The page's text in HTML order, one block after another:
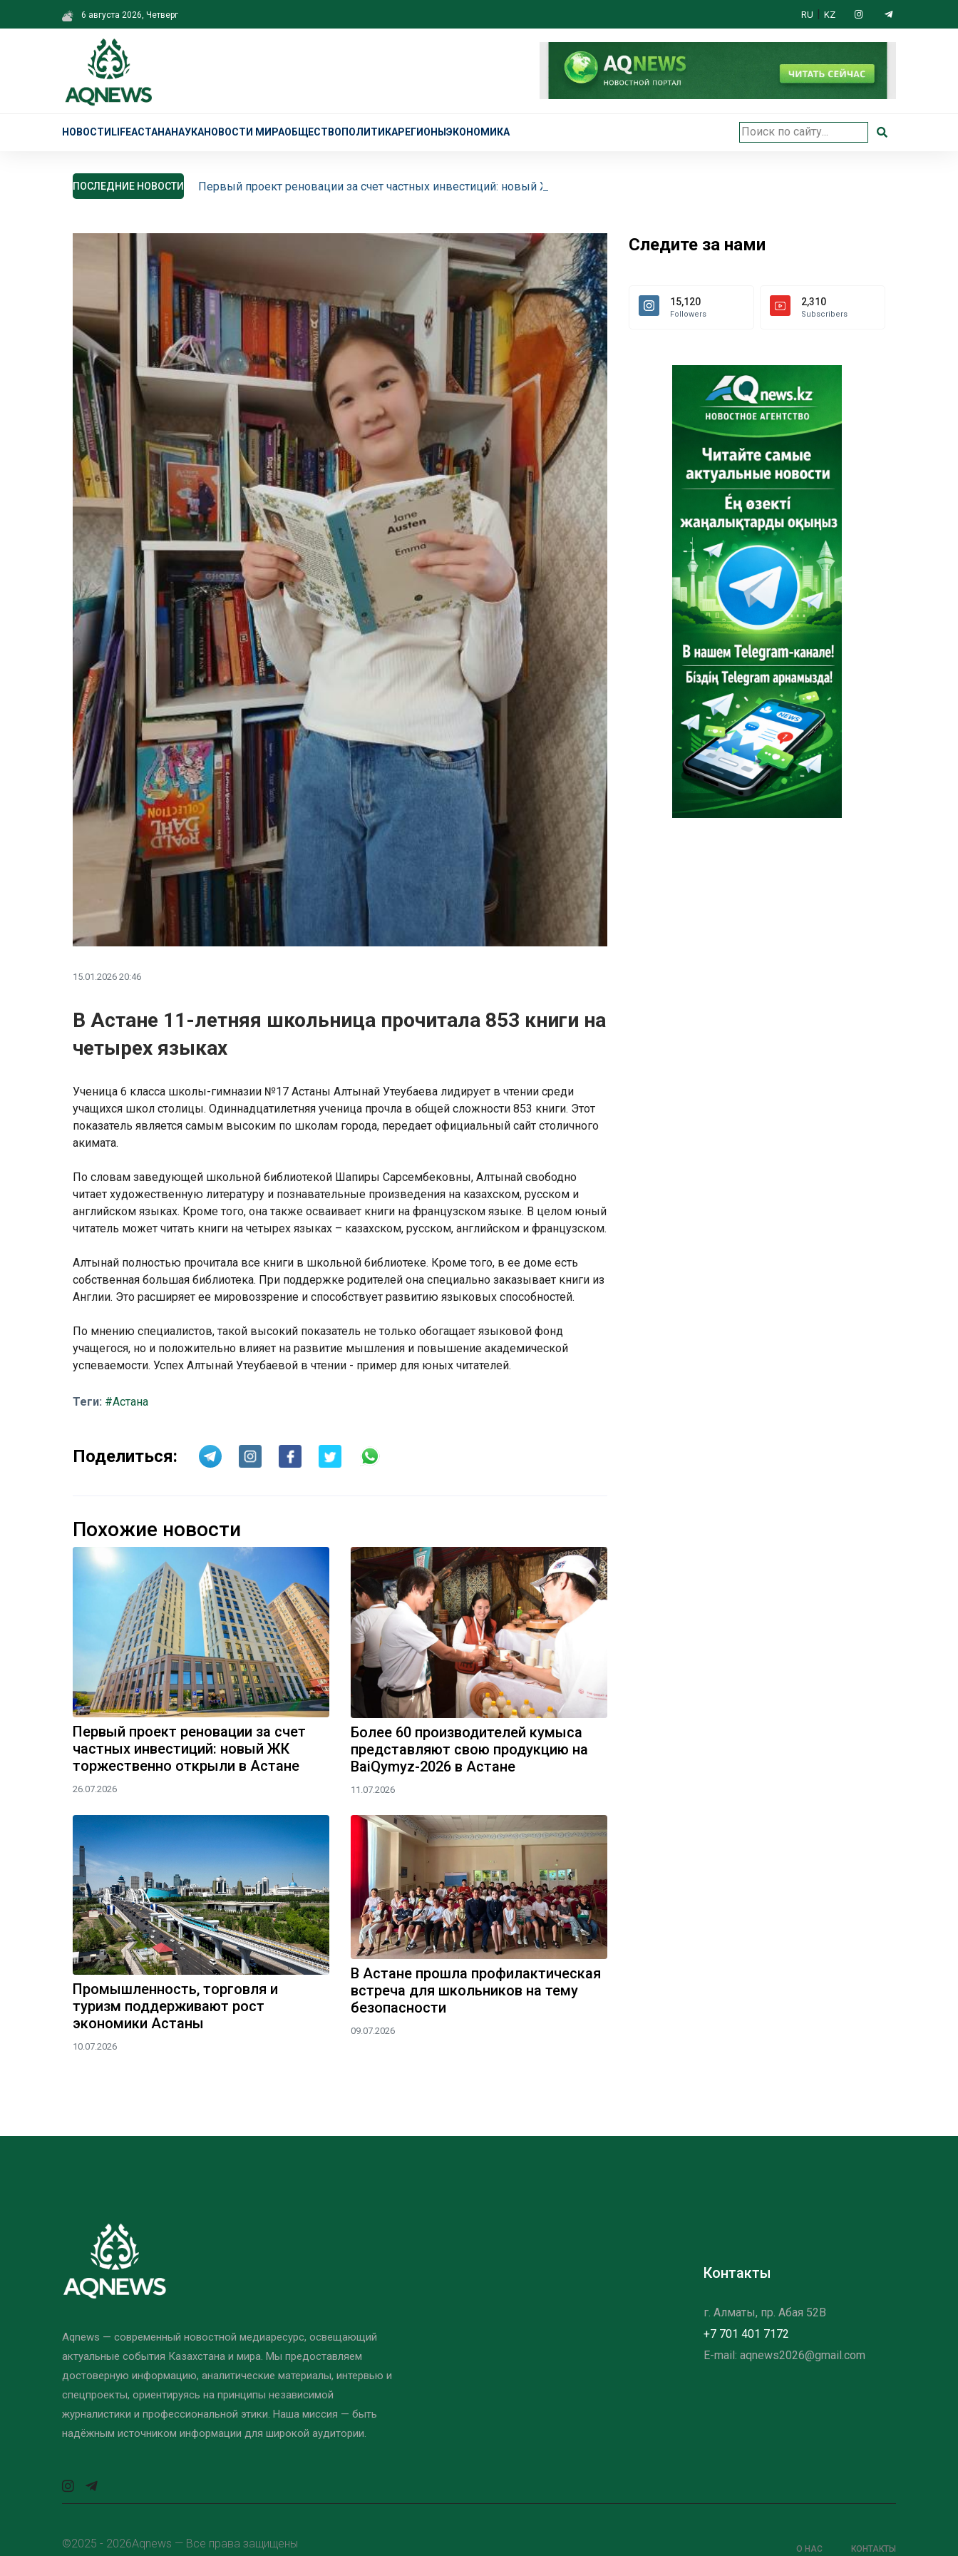
6 августа 2026, Четверг RU | KZ
НОВОСТИ LIFEАСТАНАНАУКАНОВОСТИ МИРАОБЩЕСТВО ПОЛИТИКАРЕГИОНЫ ЭКОНОМИКА
ПОСЛЕДНИЕ НОВОСТИ Первый проект реновации за счет частных инвестиций: новый ЖК торжественно открыли в Астане
15.01.2026 20:46
В Астане 11-летняя школьница прочитала 853 книги на
четырех языках
Ученица 6 класса школы-гимназии №17 Астаны Алтынай Утеубаева лидирует в чтении среди
учащихся школ столицы. Одиннадцатилетняя ученица прочла в общей сложности 853 книги. Этот
показатель является самым высоким по школам города, передает официальный сайт столичного
акимата.
По словам заведующей школьной библиотекой Шапиры Сарсембековны, Алтынай свободно
читает художественную литературу и познавательные произведения на казахском, русском и
английском языках. Кроме того, она также осваивает книги на французском языке. В целом юный
читатель может читать книги на четырех языках – казахском, русском, английском и французском.
Алтынай полностью прочитала все книги в школьной библиотеке. Кроме того, в ее доме есть
собственная большая библиотека. При поддержке родителей она специально заказывает книги из
Англии. Это расширяет ее мировоззрение и способствует развитию языковых способностей.
По мнению специалистов, такой высокий показатель не только обогащает языковой фонд
учащегося, но и положительно влияет на развитие мышления и повышение академической
успеваемости. Успех Алтынай Утеубаевой в чтении - пример для юных читателей.
Теги: #Астана
Поделиться:
Похожие новости
Первый проект реновации за счет
частных инвестиций: новый ЖК
торжественно открыли в Астане
26.07.2026
Более 60 производителей кумыса
представляют свою продукцию на
BaiQymyz-2026 в Астане
11.07.2026
Промышленность, торговля и
туризм поддерживают рост
экономики Астаны
10.07.2026
В Астане прошла профилактическая
встреча для школьников на тему
безопасности
09.07.2026
Следите за нами
15,120
Followers
2,310
Subscribers
Aqnews — современный новостной медиаресурс, освещающий
актуальные события Казахстана и мира. Мы предоставляем
достоверную информацию, аналитические материалы, интервью и
спецпроекты, ориентируясь на принципы независимой
журналистики и профессиональной этики. Наша миссия — быть
надёжным источником информации для широкой аудитории.
Контакты
г. Алматы, пр. Абая 52B
+7 701 401 7172
E-mail: aqnews2026@gmail.com
©2025 - 2026Aqnews — Все права защищены О НАС КОНТАКТЫ